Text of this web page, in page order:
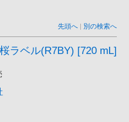
先頭へ | 別の検索へ
ラベル(R7BY) [720 mL]